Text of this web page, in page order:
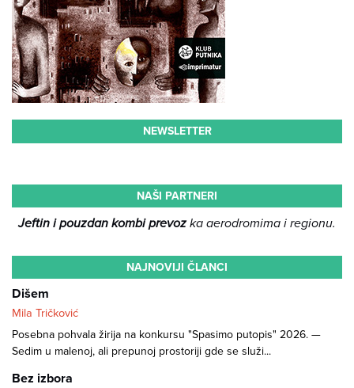
NEWSLETTER
NAŠI PARTNERI
Jeftin i pouzdan kombi prevozka aerodromima i regionu.
NAJNOVIJI ČLANCI
Dišem
Mila Tričković
Posebna pohvala žirija na konkursu "Spasimo putopis" 2026. —
Sedim u malenoj, ali prepunoj prostoriji gde se služi...
Bez izbora